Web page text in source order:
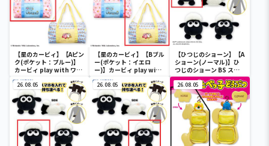
【星のカービィ】【Aピン
ク(ポケット：ブルー)】
カービィ play with ワド
ルディ ボストンバッグ
【星のカービィ】【Bブル
ー(ポケット：イエロ
ー)】カービィ play with
ワドルディ ボストンバッ
グ
【ひつじのショーン】【A
ショーン(ノーマル)】ひ
つじのショーン BS スマ
ホショーンルダー
26.08.05 26.08.05 26.08.05